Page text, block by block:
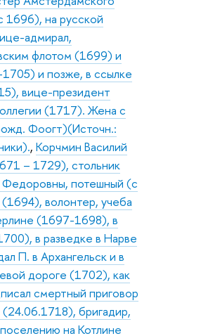
1696), на русской
адмирал,
флотом (1699) и
и позже, в ссылке
вице-президент
(1717). Жена с
Фоогт)(Источн.:
, Корчмин Василий
– 1729), стольник
Федоровны, потешный (с
волонтер, учеба
(1697-1698), в
в разведке в Нарве
П. в Архангельск и в
дороге (1702), как
смертный приговор
бригадир,
на Котлине